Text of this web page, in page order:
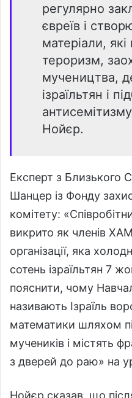
регулярно
євреїв і
матеріали,
тероризм,
мучеництва,
ізраїльтян і
Нойєр.
Експерт з Близького
Шанцер із Фонду
комітету:
викрито як членів
організації, яка
сотень ізраїльтян 7
пояснити, чому
називають Ізраїль
математики шляхом
мучеників і містять
з дверей до раю» на
Нойєр сказав, що